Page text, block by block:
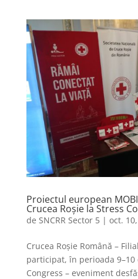
Proiectul european
Crucea Roșie la Stress
de SNCRR Sector 5| oct.
Crucea Roșie Română –
participat, în perioada 9–10
Congress – eveniment